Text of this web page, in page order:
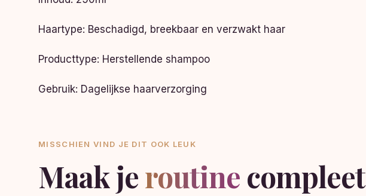
Haartype: Beschadigd, breekbaar en verzwakt haar
Producttype: Herstellende shampoo
Gebruik: Dagelijkse haarverzorging
MISSCHIEN VIND JE DIT OOK LEUK
Maak jeroutine compleet